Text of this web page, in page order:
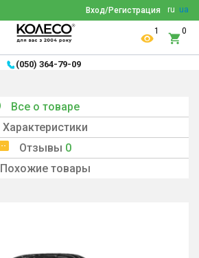
ru ua
Вход/Регистрация
1 0
(050) 364-79-09
Все о товаре
Характеристики
Отзывы 0
Похожие товары